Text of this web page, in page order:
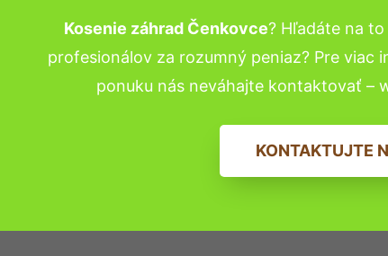
Kosenie záhrad Čenkovce? Hľadáte na
profesionálov za rozumný peniaz? Pre viac
ponuku nás neváhajte kontaktovať –
KONTAKTUJTE